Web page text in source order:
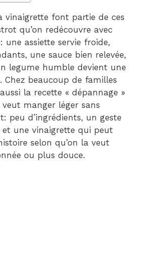
vinaigrette font partie de ces
qu’on redécouvre avec
une assiette servie froide,
une sauce bien relevée,
legume humble devient une
Chez beaucoup de familles
la recette « dépannage »
veut manger léger sans
peu d’ingrédients, un geste
et une vinaigrette qui peut
selon qu’on la veut
ou plus douce.